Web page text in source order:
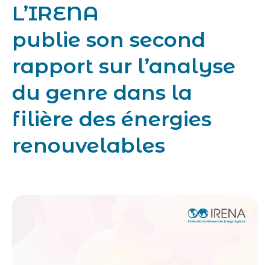
L’IRENA
publie son second
rapport sur l’analyse
du genre dans la
filière des énergies
renouvelables